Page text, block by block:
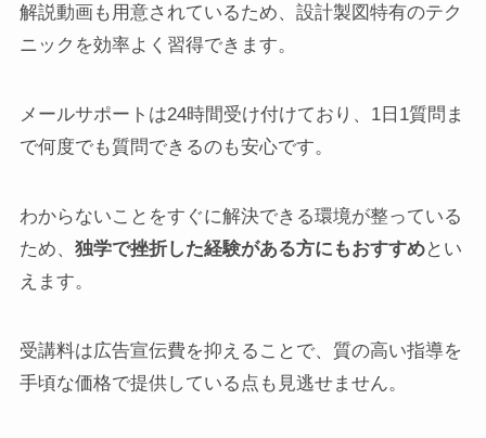
解説動画も用意されているため、設計製図特有のテク
ニックを効率よく習得できます。
メールサポートは24時間受け付けており、1日1質問ま
で何度でも質問できるのも安心です。
わからないことをすぐに解決できる環境が整っている
ため、 独学で挫折した経験がある方にもおすすめとい
えます。
受講料は広告宣伝費を抑えることで、質の高い指導を
手頃な価格で提供している点も見逃せません。